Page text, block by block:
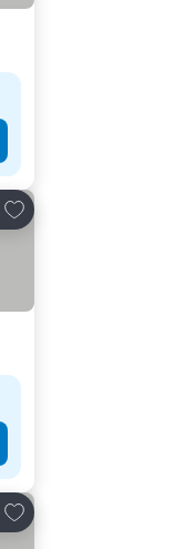
Přidat na seznam
Přidat na seznam